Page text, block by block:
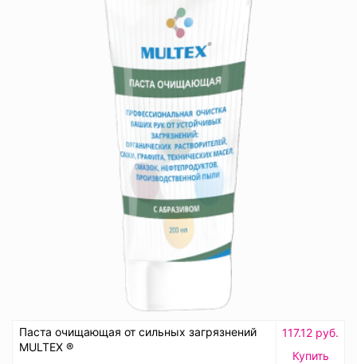
Паста очищающая от сильных загрязнений
MULTEX ®
117.12 руб.
Купить